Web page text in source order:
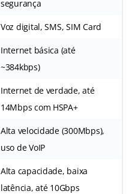
segurança
Voz digital, SMS, SIM Card
Internet básica (até
~384kbps)
Internet de verdade, até
14Mbps com HSPA+
Alta velocidade (300Mbps),
uso de VoIP
Alta capacidade, baixa
latência, até 10Gbps